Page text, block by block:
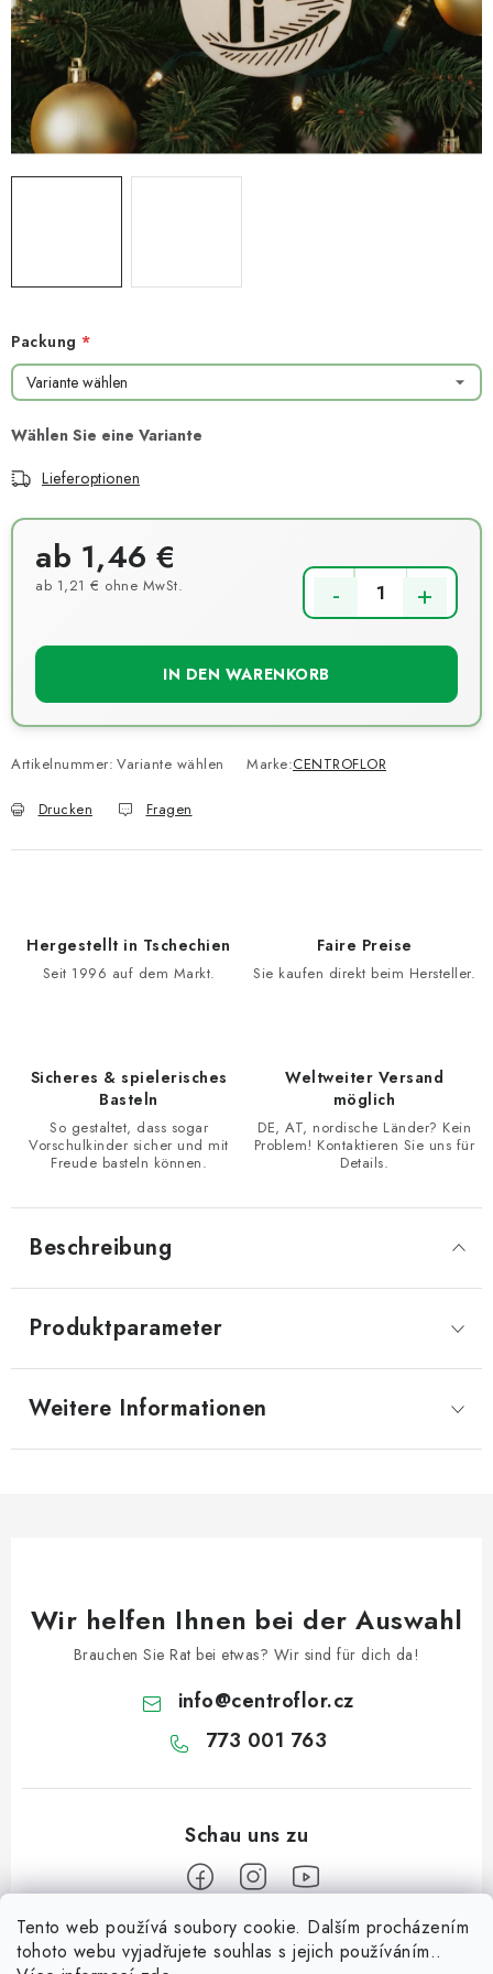
Tento web používá soubory cookie. Dalším procházením
tohoto webu vyjadřujete souhlas s jejich používáním..
TIPY NA TVOŘENÍ
Dopravné Kontaktieren Sie uns
Über uns
Geschäftsbewertung
Geschäftsbedingungen
Packung
Lieferoptionen
ab 1,46 €
ab 1,21 € ohne MwSt.
IN DEN WARENKORB
Artikelnummer: Variante wählen Marke:CENTROFLOR
Drucken Fragen
Hergestellt in Tschechien
Seit 1996 auf dem Markt.
Faire Preise
Sie kaufen direkt beim Hersteller.
Sicheres & spielerisches
Basteln
So gestaltet, dass sogar
Vorschulkinder sicher und mit
Freude basteln können.
Weltweiter Versand
möglich
DE, AT, nordische Länder? Kein
Problem! Kontaktieren Sie uns für
Details.
Beschreibung
Produktparameter
Weitere Informationen
Wir helfen Ihnen bei der Auswahl
Brauchen Sie Rat bei etwas? Wir sind für dich da!
info@centroflor.cz
773 001 763